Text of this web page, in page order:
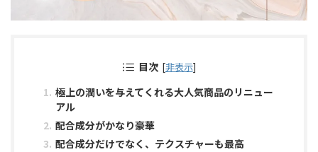
目次 [非表示]
極上の潤いを与えてくれる大人気商品のリニュー
アル
配合成分がかなり豪華
配合成分だけでなく、テクスチャーも最高